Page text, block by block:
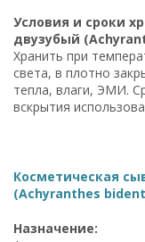
Условия и сроки
двузубый
Хранить при
света, в плотно
тепла, влаги, ЭМИ.
вскрытия
Косметическая
(Achyranthes
Назначение: